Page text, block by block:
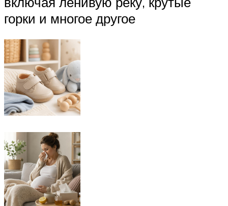
горки и многое другое